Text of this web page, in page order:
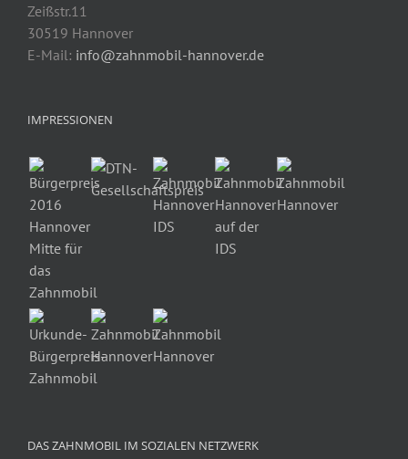
Zeißstr.11
30519 Hannover
E-Mail: info@zahnmobil-hannover.de
IMPRESSIONEN
DAS ZAHNMOBIL IM SOZIALEN NETZWERK